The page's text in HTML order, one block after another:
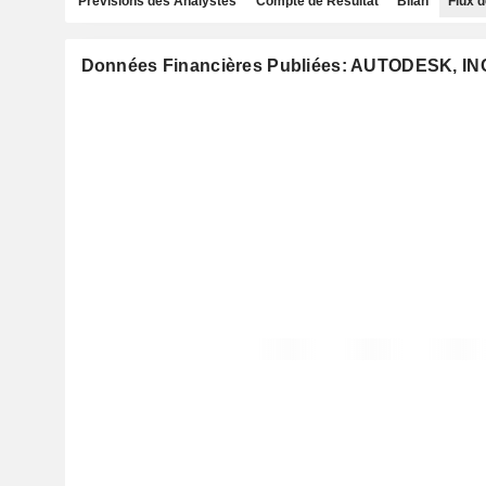
Données Financières Publiées: AUTODESK,